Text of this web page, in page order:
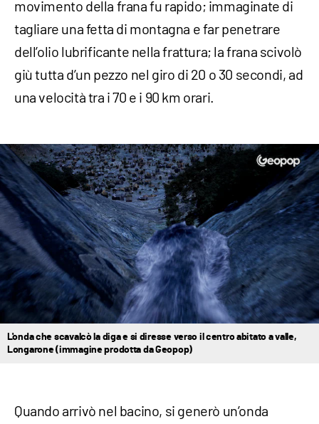
movimento della frana fu rapido; immaginate di
tagliare una fetta di montagna e far penetrare
dell’olio lubrificante nella frattura; la frana scivolò
giù tutta d’un pezzo nel giro di 20 o 30 secondi, ad
una velocità tra i 70 e i 90 km orari.
L'onda che scavalcò la diga e si diresse verso il centro abitato a valle,
Longarone (immagine prodotta da Geopop)
Quando arrivò nel bacino, si generò un’onda